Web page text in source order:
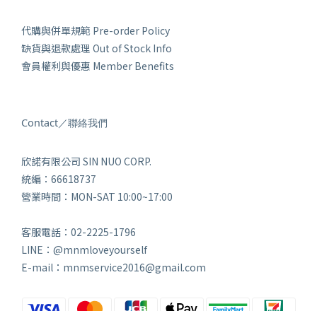
代購與併單規範 Pre-order Policy
缺貨與退款處理 Out of Stock Info
會員權利與優惠 Member Benefits
Contact／聯絡我們
欣諾有限公司 SIN NUO CORP.
統編：66618737
營業時間：MON-SAT 10:00~17:00
客服電話：02-2225-1796
LINE：@mnmloveyourself
E-mail：mnmservice2016@gmail.com